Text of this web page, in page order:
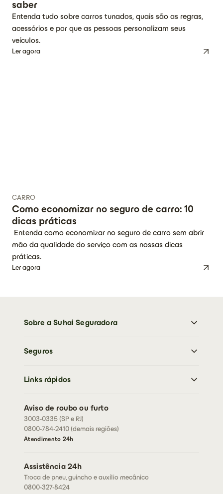
saber
Entenda tudo sobre carros tunados, quais são as regras,
acessórios e por que as pessoas personalizam seus
veículos.
Ler agora
CARRO
Como economizar no seguro de carro: 10
dicas práticas
Entenda como economizar no seguro de carro sem abrir
mão da qualidade do serviço com as nossas dicas
práticas.
Ler agora
Sobre a Suhai Seguradora
Imprensa
Sustentabilidade
Seguros
Carro
Residencial
Condições Gerais
Fazer cotação
Links rápidos
Cartão de assistência
Fale conosco
Aviso de roubo ou furto
3003-0335 (SP e RJ)
0800-784-2410 (demais regiões)
Atendimento 24h
Assistência 24h
Troca de pneu, guincho e auxílio mecânico
0800-327-8424